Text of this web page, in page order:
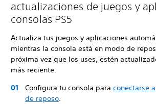
actualizaciones de juegos y
consolas PS5
Actualiza tus juegos y aplicaciones
mientras la consola está en modo de
próxima vez que los uses, estén
más reciente.
Configura tu consola para conectarse
de reposo.